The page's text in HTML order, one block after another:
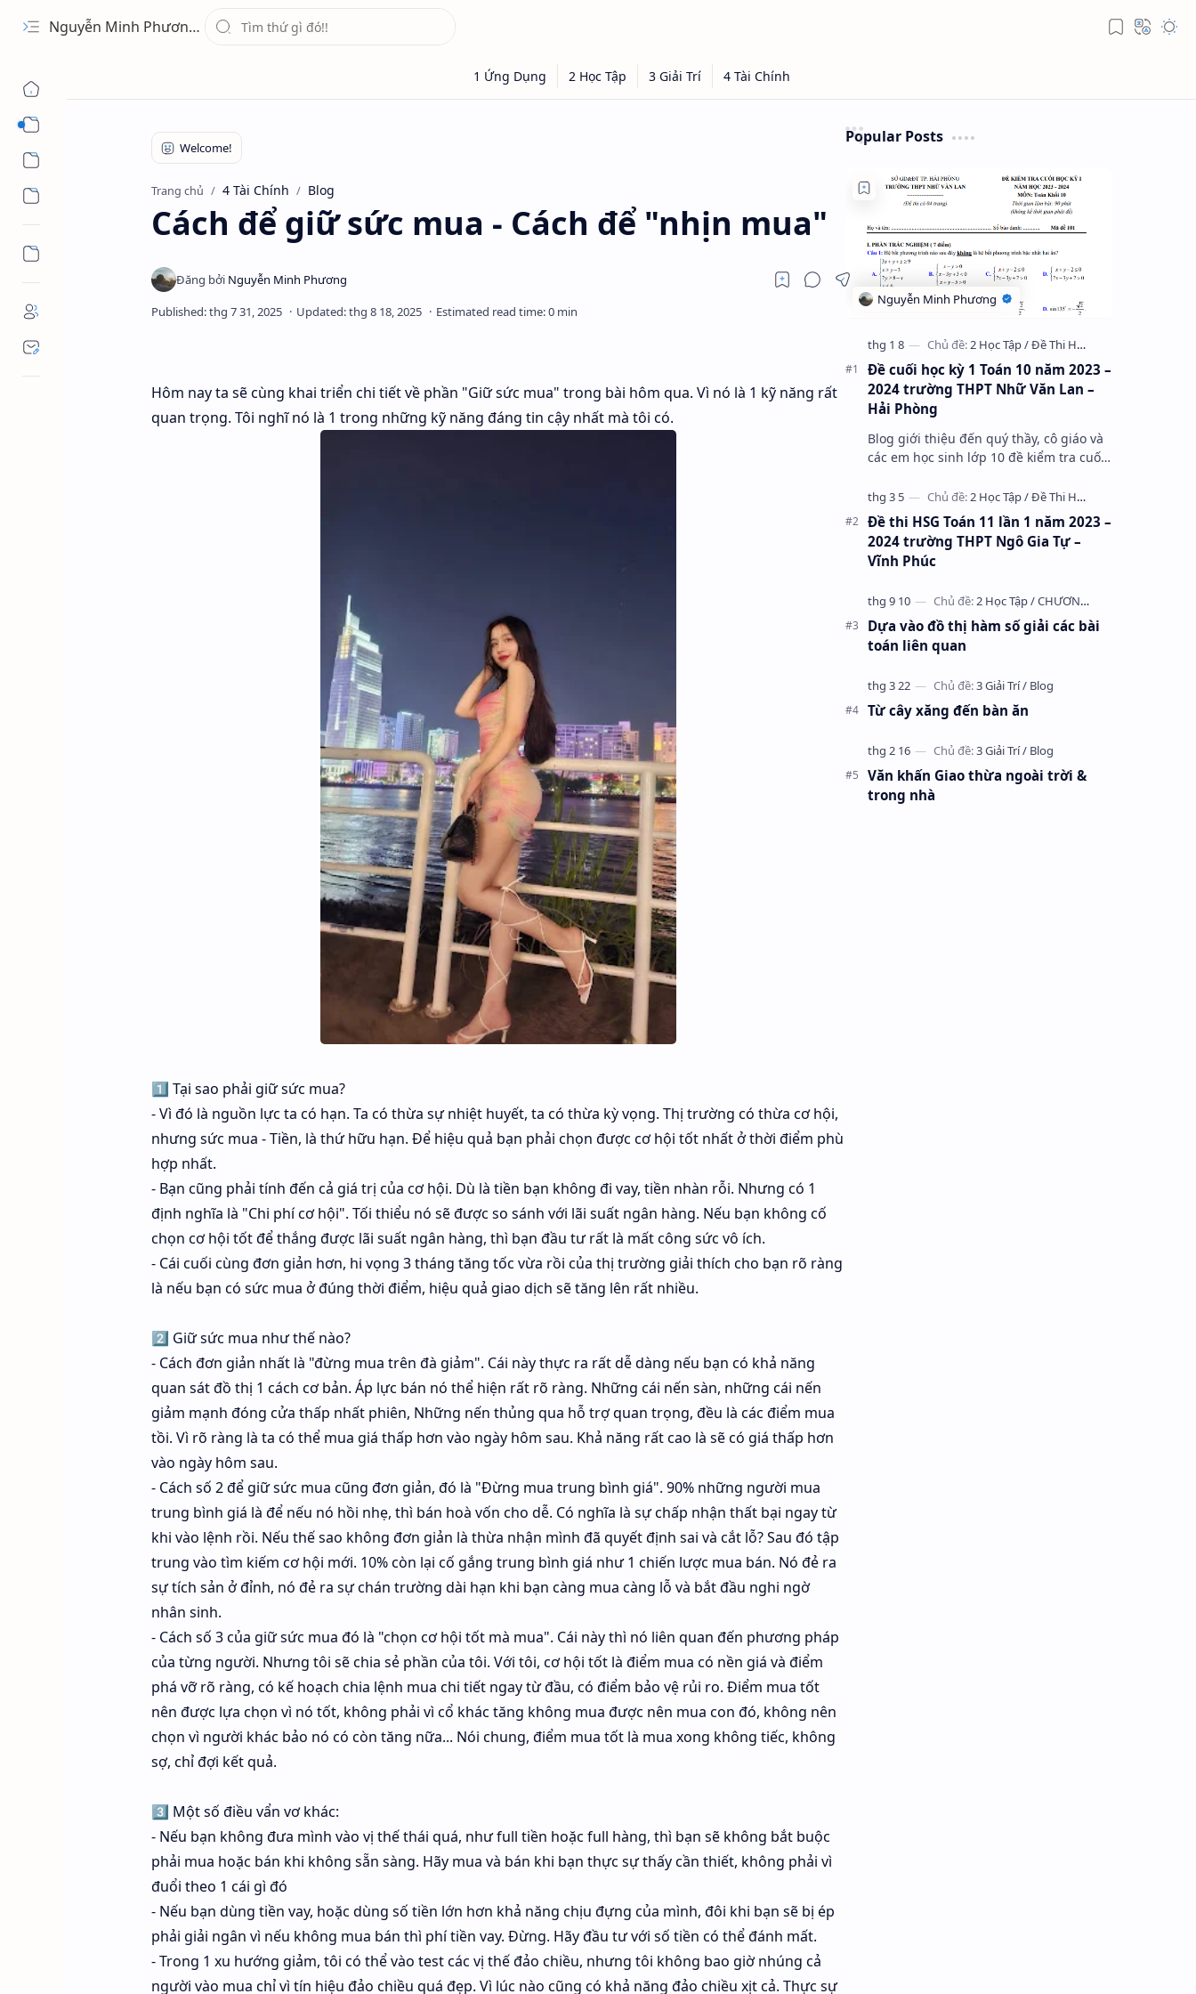
Nguyễn Minh Phương - Blog Chia sẻ Kiến thức Chứng khoán & Tài liệu Toán học
Trang chủ 4 Tài Chính Blog
Cách để giữ sức mua - Cách để "nhịn mua"
Hôm nay ta sẽ cùng khai triển chi tiết về phần "Giữ sức mua" trong bài hôm qua. Vì nó là 1 kỹ năng rất
quan trọng. Tôi nghĩ nó là 1 trong những kỹ năng đáng tin cậy nhất mà tôi có.
1️⃣ Tại sao phải giữ sức mua?
- Vì đó là nguồn lực ta có hạn. Ta có thừa sự nhiệt huyết, ta có thừa kỳ vọng. Thị trường có thừa cơ hội,
nhưng sức mua - Tiền, là thứ hữu hạn. Để hiệu quả bạn phải chọn được cơ hội tốt nhất ở thời điểm phù
hợp nhất.
- Bạn cũng phải tính đến cả giá trị của cơ hội. Dù là tiền bạn không đi vay, tiền nhàn rỗi. Nhưng có 1
định nghĩa là "Chi phí cơ hội". Tối thiểu nó sẽ được so sánh với lãi suất ngân hàng. Nếu bạn không cố
chọn cơ hội tốt để thắng được lãi suất ngân hàng, thì bạn đầu tư rất là mất công sức vô ích.
- Cái cuối cùng đơn giản hơn, hi vọng 3 tháng tăng tốc vừa rồi của thị trường giải thích cho bạn rõ ràng
là nếu bạn có sức mua ở đúng thời điểm, hiệu quả giao dịch sẽ tăng lên rất nhiều.
2️⃣ Giữ sức mua như thế nào?
- Cách đơn giản nhất là "đừng mua trên đà giảm". Cái này thực ra rất dễ dàng nếu bạn có khả năng
quan sát đồ thị 1 cách cơ bản. Áp lực bán nó thể hiện rất rõ ràng. Những cái nến sàn, những cái nến
giảm mạnh đóng cửa thấp nhất phiên, Những nến thủng qua hỗ trợ quan trọng, đều là các điểm mua
tồi. Vì rõ ràng là ta có thể mua giá thấp hơn vào ngày hôm sau. Khả năng rất cao là sẽ có giá thấp hơn
vào ngày hôm sau.
- Cách số 2 để giữ sức mua cũng đơn giản, đó là "Đừng mua trung bình giá". 90% những người mua
trung bình giá là để nếu nó hồi nhẹ, thì bán hoà vốn cho dễ. Có nghĩa là sự chấp nhận thất bại ngay từ
khi vào lệnh rồi. Nếu thế sao không đơn giản là thừa nhận mình đã quyết định sai và cắt lỗ? Sau đó tập
trung vào tìm kiếm cơ hội mới. 10% còn lại cố gắng trung bình giá như 1 chiến lược mua bán. Nó đẻ ra
sự tích sản ở đỉnh, nó đẻ ra sự chán trường dài hạn khi bạn càng mua càng lỗ và bắt đầu nghi ngờ
nhân sinh.
- Cách số 3 của giữ sức mua đó là "chọn cơ hội tốt mà mua". Cái này thì nó liên quan đến phương pháp
của từng người. Nhưng tôi sẽ chia sẻ phần của tôi. Với tôi, cơ hội tốt là điểm mua có nền giá và điểm
phá vỡ rõ ràng, có kế hoạch chia lệnh mua chi tiết ngay từ đầu, có điểm bảo vệ rủi ro. Điểm mua tốt
nên được lựa chọn vì nó tốt, không phải vì cổ khác tăng không mua được nên mua con đó, không nên
chọn vì người khác bảo nó có còn tăng nữa... Nói chung, điểm mua tốt là mua xong không tiếc, không
sợ, chỉ đợi kết quả.
3️⃣ Một số điều vẩn vơ khác:
- Nếu bạn không đưa mình vào vị thế thái quá, như full tiền hoặc full hàng, thì bạn sẽ không bắt buộc
phải mua hoặc bán khi không sẵn sàng. Hãy mua và bán khi bạn thực sự thấy cần thiết, không phải vì
đuổi theo 1 cái gì đó
- Nếu bạn dùng tiền vay, hoặc dùng số tiền lớn hơn khả năng chịu đựng của mình, đôi khi bạn sẽ bị ép
phải giải ngân vì nếu không mua bán thì phí tiền vay. Đừng. Hãy đầu tư với số tiền có thể đánh mất.
- Trong 1 xu hướng giảm, tôi có thể vào test các vị thế đảo chiều, nhưng tôi không bao giờ nhúng cả
người vào mua chỉ vì tín hiệu đảo chiều quá đẹp. Vì lúc nào cũng có khả năng đảo chiều xịt cả. Thực sự
Popular Posts
Đề cuối học kỳ 1 Toán 10 năm 2023 –
2024 trường THPT Nhữ Văn Lan –
Hải Phòng
Blog giới thiệu đến quý thầy, cô giáo và
các em học sinh lớp 10 đề kiểm tra cuối
2024 trường THPT Nhữ Văn Lan, th…
Đề thi HSG Toán 11 lần 1 năm 2023 –
2024 trường THPT Ngô Gia Tự –
Vĩnh Phúc
Dựa vào đồ thị hàm số giải các bài
toán liên quan
Từ cây xăng đến bàn ăn
Văn khấn Giao thừa ngoài trời &
trong nhà